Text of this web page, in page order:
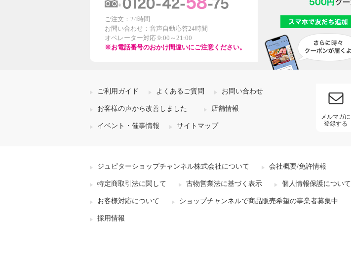
ご注文：24時間
お問い合わせ：音声自動応答24時間
オペレーター対応 9:00～21:00
※お電話番号のおかけ間違いにご注意ください。
ご利用ガイド よくあるご質問 お問い合わせ
お客様の声から改善しました 店舗情報
イベント・催事情報 サイトマップ
メルマガに
登録する
ジュピターショップチャンネル株式会社について 会社概要/免許情報
特定商取引法に関して 古物営業法に基づく表示 個人情報保護について
お客様対応について ショップチャンネルで商品販売希望の事業者募集中
採用情報